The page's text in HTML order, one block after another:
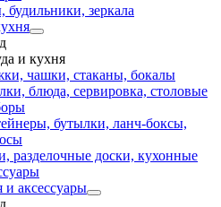
будильники, зеркала
и кухня
чашки, стаканы, бокалы
блюда, сервировка, столовые
бутылки, ланч-боксы,
разделочные доски, кухонные
и аксессуары